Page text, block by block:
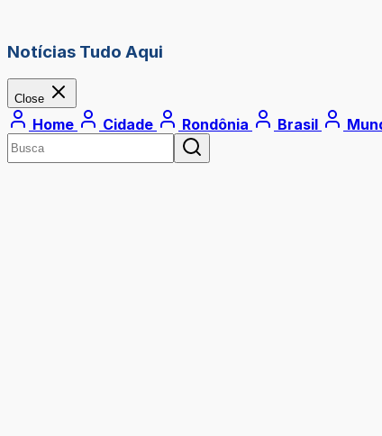
Notícias Tudo Aqui
Close
Home Cidade Rondônia Brasil